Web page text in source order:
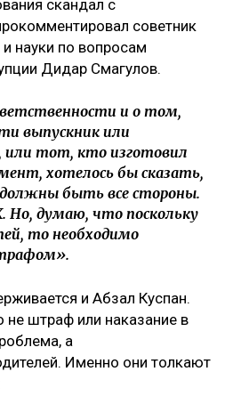
скандал с
советник
науки по вопросам
Дидар Смагулов.
и о том,
выпускник или
или тот, кто изготовил
хотелось бы сказать,
быть все стороны.
Но, думаю, что поскольку
то необходимо
и Абзал Куспан.
не штраф или наказание в
а
Именно они толкают